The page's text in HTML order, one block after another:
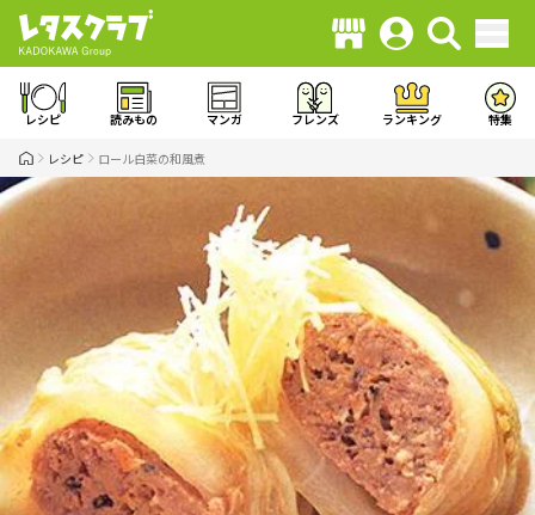
レシピ 読みもの マンガ フレンズ ランキング 特集
レシピ ロール白菜の和風煮